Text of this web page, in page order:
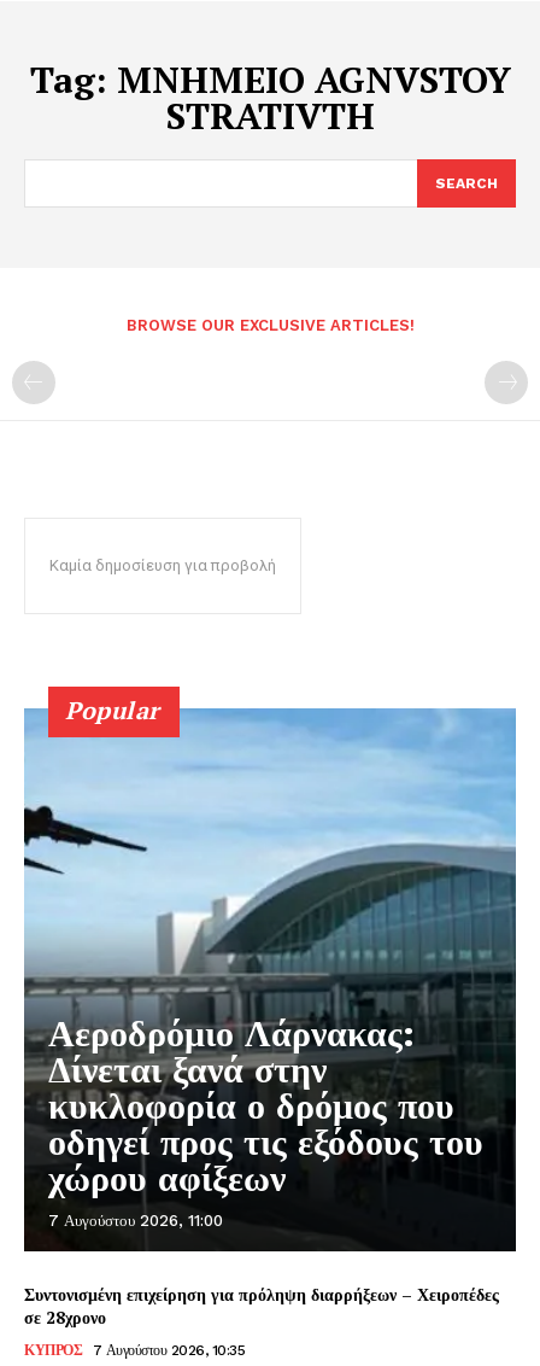
Tag: MNHMEIO AGNVSTOY
STRATIVTH
SEARCH
BROWSE OUR EXCLUSIVE ARTICLES!
Καμία δημοσίευση για προβολή
Popular
Αεροδρόμιο Λάρνακας:
Δίνεται ξανά στην
κυκλοφορία ο δρόμος που
οδηγεί προς τις εξόδους του
χώρου αφίξεων
7 Αυγούστου 2026, 11:00
Συντονισμένη επιχείρηση για πρόληψη διαρρήξεων – Χειροπέδες
σε 28χρονο
ΚΥΠΡΟΣ 7 Αυγούστου 2026, 10:35